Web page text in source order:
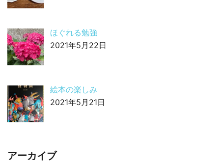
ほぐれる勉強
2021年5月22日
絵本の楽しみ
2021年5月21日
アーカイブ